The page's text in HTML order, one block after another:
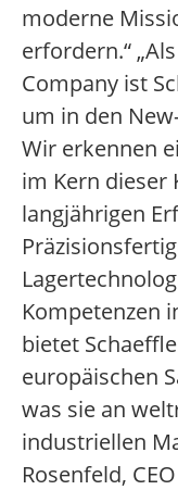
moderne
erfordern.“
Company ist
um in den
Wir erkennen
im Kern dieser
langjährigen
Kompetenzen
bietet
europäischen
was sie an
industriellen
Rosenfeld,